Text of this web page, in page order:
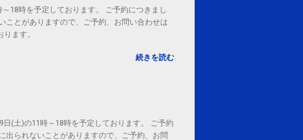
18時を予定しております。 ご予約につきまし
ことがありますので、ご予約、お問い合わせは
ます。
続きを読む
(土)の11時～18時を予定しております。 ご予約
出られないことがありますので、ご予約、お問